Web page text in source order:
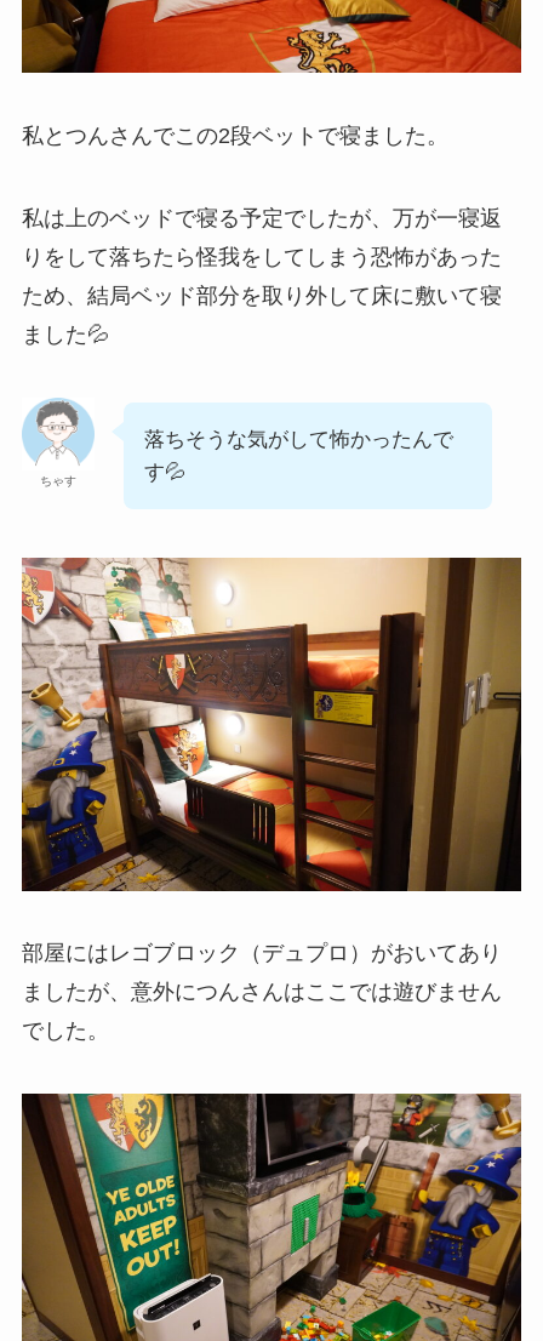
私とつんさんでこの2段ベットで寝ました。
私は上のベッドで寝る予定でしたが、万が一寝返
りをして落ちたら怪我をしてしまう恐怖があった
ため、結局ベッド部分を取り外して床に敷いて寝
ました💦
ちゃす
落ちそうな気がして怖かったんで
す💦
部屋にはレゴブロック（デュプロ）がおいてあり
ましたが、意外につんさんはここでは遊びません
でした。